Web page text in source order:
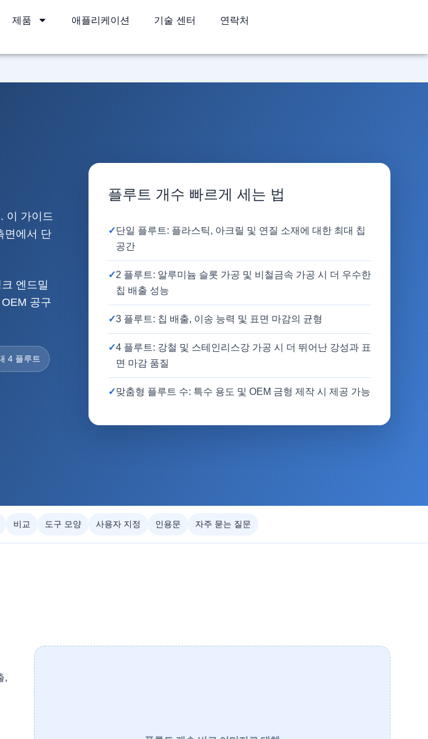
제품 애플리케이션 기술 센터 연락처
이 가이드
면에서 단
엔드밀
공구
4 플루트
플루트 개수 빠르게 세는 법
✓단일 플루트: 플라스틱, 아크릴 및 연질 소재에 대한 최대 칩
공간
✓2 플루트: 알루미늄 슬롯 가공 및 비철금속 가공 시 더 우수한
칩 배출 성능
✓3 플루트: 칩 배출, 이송 능력 및 표면 마감의 균형
✓4 플루트: 강철 및 스테인리스강 가공 시 더 뛰어난 강성과 표
면 마감 품질
✓맞춤형 플루트 수: 특수 용도 및 OEM 금형 제작 시 제공 가능
비교 도구 모양 사용자 지정 인용문 자주 묻는 질문
,